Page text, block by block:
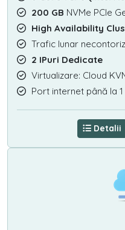
200 GB NVMe PCIe
High Availability
Trafic lunar
2 IPuri Dedicate
Virtualizare: Cloud
Port internet până la
Detalii